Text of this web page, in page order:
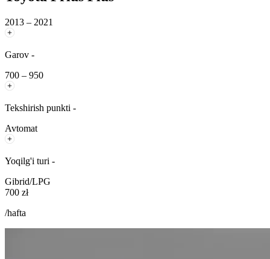
2013 – 2021
Garov -
700 – 950
Tekshirish punkti -
Avtomat
Yoqilg'i turi -
Gibrid/LPG
700 zł
/hafta